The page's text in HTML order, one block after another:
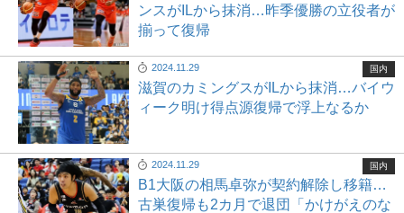
ンスがILから抹消…昨季優勝の立役者が
揃って復帰
2024.11.29
滋賀のカミングスがILから抹消…バイウ
ィーク明け得点源復帰で浮上なるか
国内
2024.11.29
B1大阪の相馬卓弥が契約解除し移籍…
古巣復帰も2カ月で退団「かけがえのな
国内